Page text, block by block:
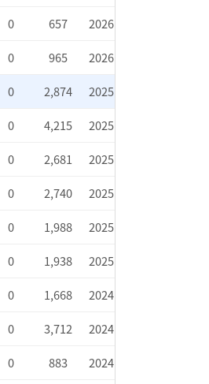
0 657
2026.02.01
0 965
2026.02.02
0 2,874
2025.04.28
0 4,215
2025.05.08
0 2,681
2025.04.24
0 2,740
2025.04.25
0 1,988
2025.04.17
0 1,938
2025.04.17
0 1,668
2024.12.26
0 3,712
2024.12.27
0 883 2024.07.14